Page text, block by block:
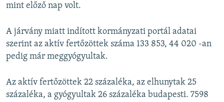
mint előző nap volt.
A járvány miatt indított kormányzati portál adatai
szerint az aktív fertőzöttek száma 133 853, 44 020 -an
pedig már meggyógyultak.
Az aktív fertőzöttek 22 százaléka, az elhunytak 25
százaléka, a gyógyultak 26 százaléka budapesti. 7598